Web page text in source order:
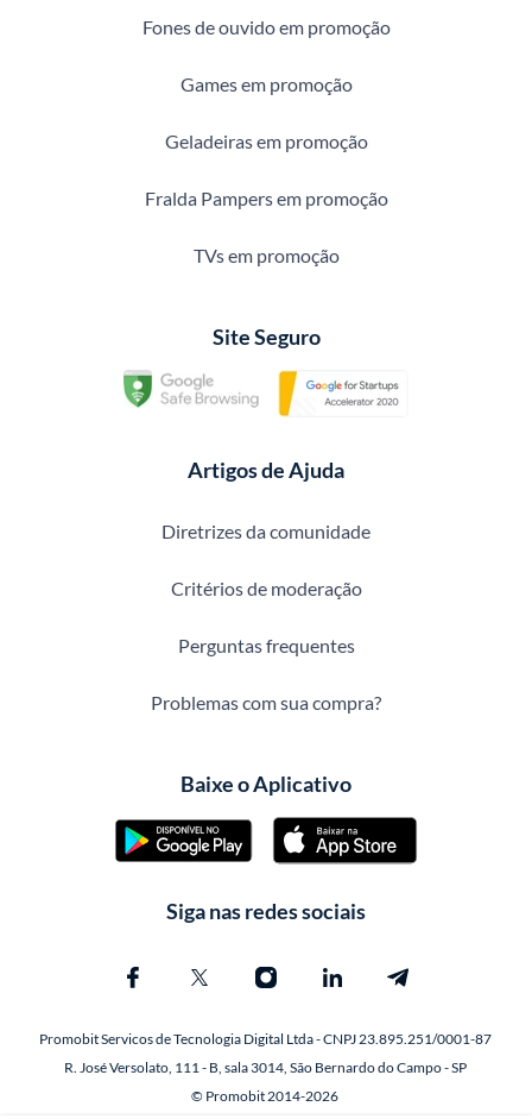
Fones de ouvido em promoção
Games em promoção
Geladeiras em promoção
Fralda Pampers em promoção
TVs em promoção
Site Seguro
Artigos de Ajuda
Diretrizes da comunidade
Critérios de moderação
Perguntas frequentes
Problemas com sua compra?
Baixe o Aplicativo
Siga nas redes sociais
Promobit Servicos de Tecnologia Digital Ltda - CNPJ 23.895.251/0001-87
R. José Versolato, 111 - B, sala 3014, São Bernardo do Campo - SP
© Promobit 2014-2026